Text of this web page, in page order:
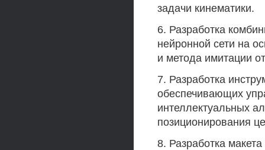
задачи кинематики.
6. Разработка
нейронной сети на
и метода имитации
7. Разработка
обеспечивающих
интеллектуальных
позиционирования
8. Разработка